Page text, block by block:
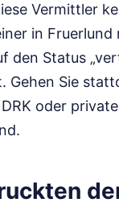
Vermittler
in Fruerlund
den Status
Gehen Sie
oder